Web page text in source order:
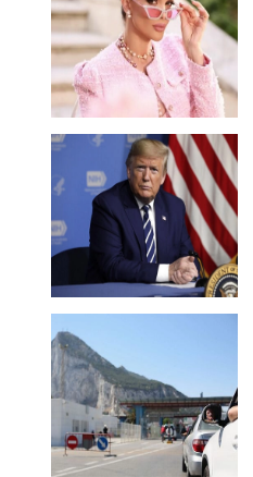
Управители:
Веселин
Василев,
v.vasilev@flagman.bg
Касабова,
k.kassabova@flagman.bg
Главен
редактор:
Колев,
office@flagman.bg
Коментарите
въвеждат